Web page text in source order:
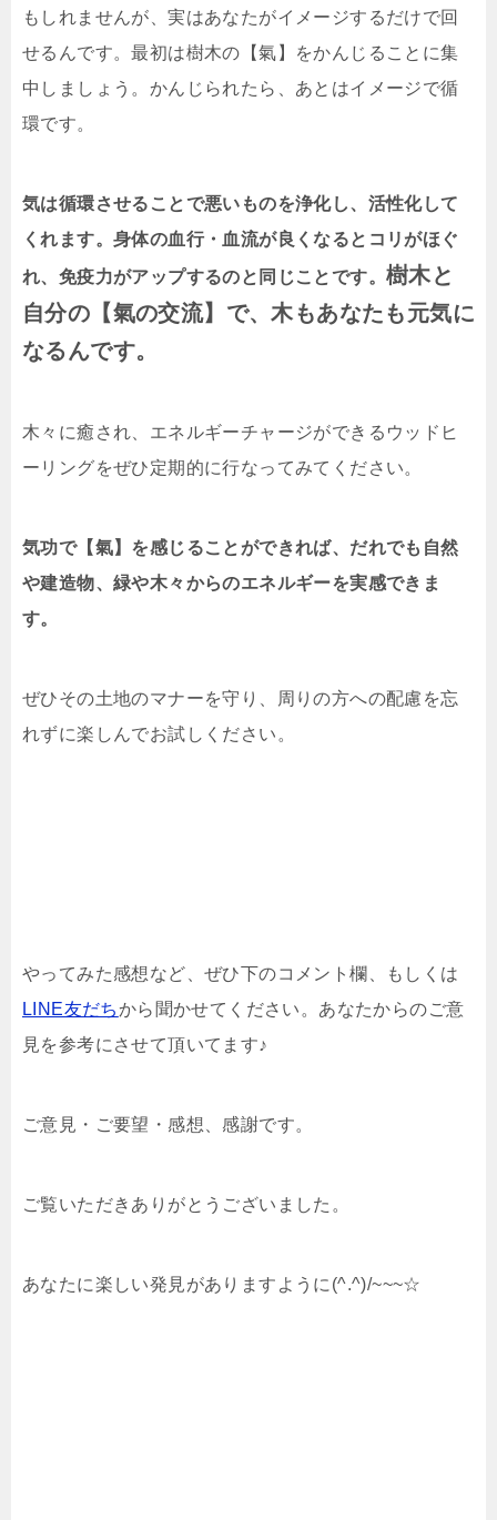
もしれませんが、実はあなたがイメージするだけで回
せるんです。最初は樹木の【氣】をかんじることに集
中しましょう。かんじられたら、あとはイメージで循
環です。
気は循環させることで悪いものを浄化し、活性化して
くれます。身体の血行・血流が良くなるとコリがほぐ
れ、免疫力がアップするのと同じことです。 樹木と
自分の【氣の交流】で、木もあなたも元気に
なるんです。
木々に癒され、エネルギーチャージができるウッドヒ
ーリングをぜひ定期的に行なってみてください。
気功で【氣】を感じることができれば、だれでも自然
や建造物、緑や木々からのエネルギーを実感できま
す。
ぜひその土地のマナーを守り、周りの方への配慮を忘
れずに楽しんでお試しください。
やってみた感想など、ぜひ下のコメント欄、もしくは
LINE友だちから聞かせてください。あなたからのご意
見を参考にさせて頂いてます♪
ご意見・ご要望・感想、感謝です。
ご覧いただきありがとうございました。
あなたに楽しい発見がありますように(^.^)/~~~☆